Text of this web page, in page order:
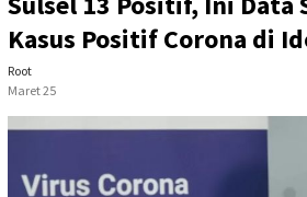
Kasus Positif Corona di
Root
Maret 25